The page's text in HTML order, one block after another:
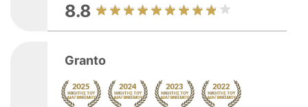
8.8
Granto